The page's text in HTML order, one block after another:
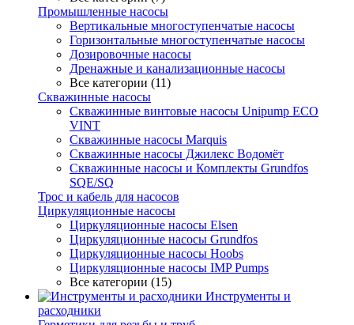
Промышленные насосы
Вертикальные многоступенчатые насосы
Горизонтальные многоступенчатые насосы
Дозировочные насосы
Дренажные и канализационные насосы
Все категории (11)
Скважинные насосы
Скважинные винтовые насосы Unipump ECO
VINT
Скважинные насосы Marquis
Скважинные насосы Джилекс Водомёт
Скважинные насосы и Комплекты Grundfos
SQE/SQ
Трос и кабель для насосов
Циркуляционные насосы
Циркуляционные насосы Elsen
Циркуляционные насосы Grundfos
Циркуляционные насосы Hoobs
Циркуляционные насосы IMP Pumps
Все категории (15)
Инструменты и
расходники